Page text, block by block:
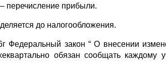
перечисление прибыли.
до налогообложения.
Федеральный закон “ О внесении
обязан сообщать